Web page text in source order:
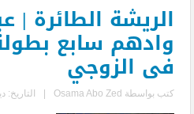
الريشة الطائرة |
وادهم سابع
فى الزوجي
كتب بواسطة Osama Abo Zed التاريخ: